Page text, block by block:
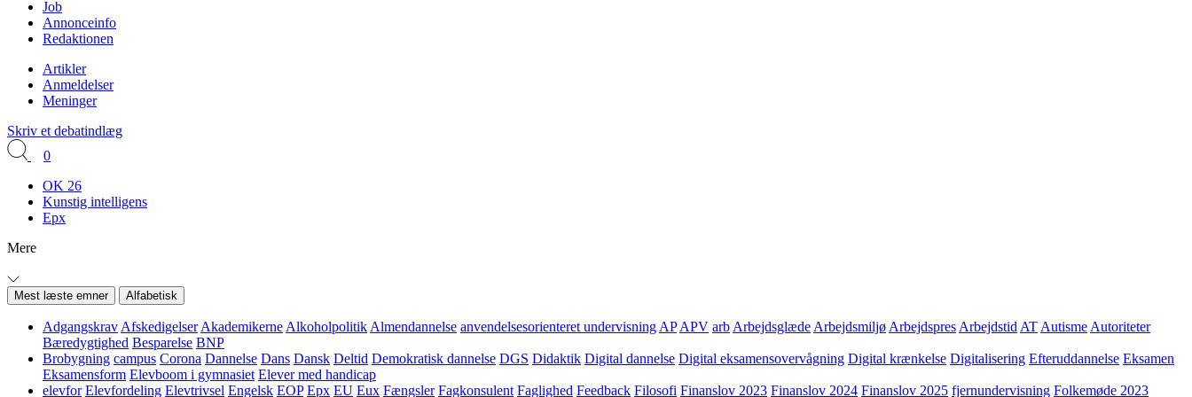
Job
Annonceinfo
Redaktionen
Artikler
Anmeldelser
Meninger
Skriv et debatindlæg
0
OK 26
Kunstig intelligens
Epx
Mere
Mest læste emner Alfabetisk
Adgangskrav Afskedigelser Akademikerne Alkoholpolitik Almendannelse anvendelsesorienteret undervisning AP APV arb Arbejdsglæde Arbejdsmiljø Arbejdspres Arbejdstid AT Autisme Autoriteter
Bæredygtighed Besparelse BNP
Brobygning campus Corona Dannelse Dans Dansk Deltid Demokratisk dannelse DGS Didaktik Digital dannelse Digital eksamensovervågning Digital krænkelse Digitalisering Efteruddannelse Eksamen
Eksamensform Elevboom i gymnasiet Elever med handicap
elevfor Elevfordeling Elevtrivsel Engelsk EOP Epx EU Eux Fængsler Fagkonsulent Faglighed Feedback Filosofi Finanslov 2023 Finanslov 2024 Finanslov 2025 fjernundervisning Folkemøde 2023